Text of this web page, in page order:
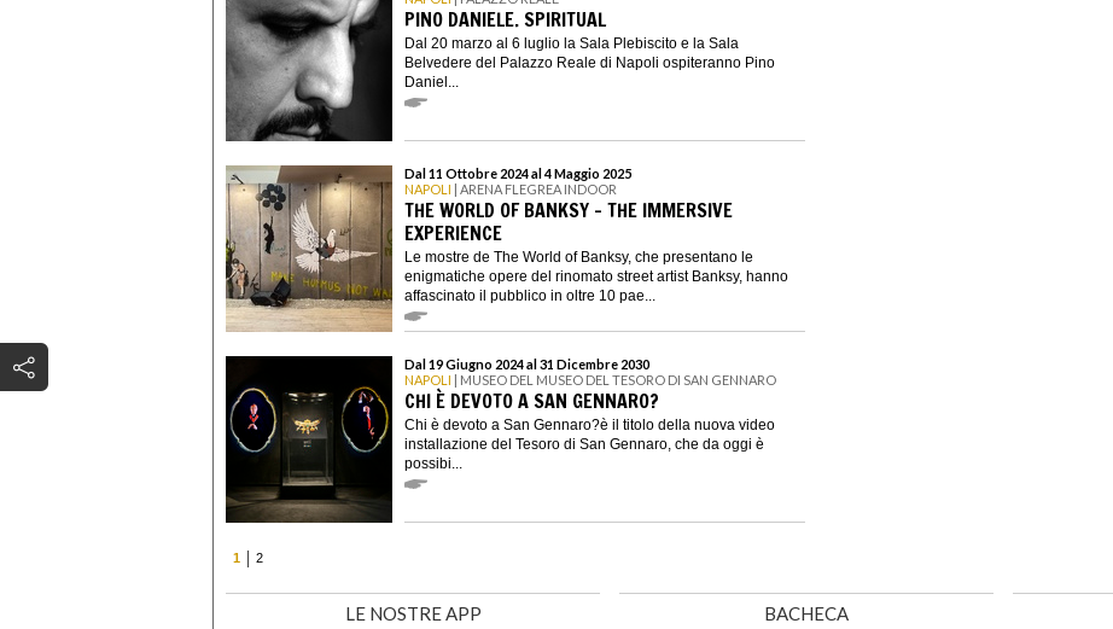
PINO DANIELE. SPIRITUAL
Dal 20 marzo al 6 luglio la Sala Plebiscito e la Sala
Belvedere del Palazzo Reale di Napoli ospiteranno Pino
Daniel...
Dal 11 Ottobre 2024 al 4 Maggio 2025
NAPOLI | ARENA FLEGREA INDOOR
THE WORLD OF BANKSY – THE IMMERSIVE
EXPERIENCE
Le mostre de The World of Banksy, che presentano le
enigmatiche opere del rinomato street artist Banksy, hanno
affascinato il pubblico in oltre 10 pae...
Dal 19 Giugno 2024 al 31 Dicembre 2030
NAPOLI | MUSEO DEL MUSEO DEL TESORO DI SAN GENNARO
CHI È DEVOTO A SAN GENNARO?
Chi è devoto a San Gennaro?è il titolo della nuova video
installazione del Tesoro di San Gennaro, che da oggi è
possibi...
1 2
LE NOSTRE APP BACHECA